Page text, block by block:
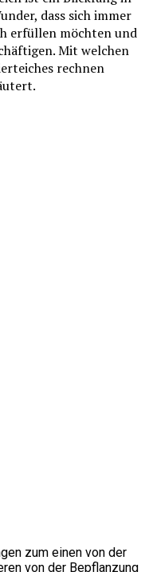
dass sich immer
erfüllen möchten und
Mit welchen
rechnen
zum einen von der
von der Bepflanzung